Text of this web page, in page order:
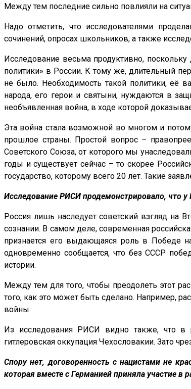
Между тем последние сильно повлияли на
Надо отметить, что исследователями
сочинений, опросах школьников, а также
Исследование весьма продуктивно,
политики» в России. К тому же, длительный
не было. Необходимость такой политики, её
народа, его герои и святыни, нуждаются в
необъявленная война, в ходе которой
Эта война стала возможной во многом и
прошлое страны. Простой вопрос –
Советского Союза, от которого мы
годы и существует сейчас – то скорее
государство, которому всего 20 лет. Такие
Исследование РИСИ продемонстрировало, что
Россия лишь наследует советский взгляд на
сознании. В самом деле, современная
признается его выдающаяся роль в Победе
одновременно сообщается, что без СССР
истории.
Между тем для того, чтобы преодолеть этот
того, как это может быть сделано. Например,
войны.
Из исследования РИСИ видно также, что в
гитлеровская оккупация Чехословакии. Зато
Спору нет, договоренность с нацистами не
которая вместе с Германией приняла участие в